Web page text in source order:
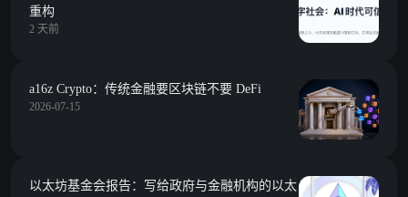
重构
2 天前
a16z Crypto：传统金融要区块链不要 DeFi
2026-07-15
以太坊基金会报告：写给政府与金融机构的以太